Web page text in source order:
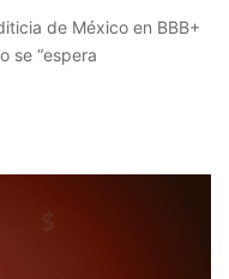
de México en BBB+
se “espera